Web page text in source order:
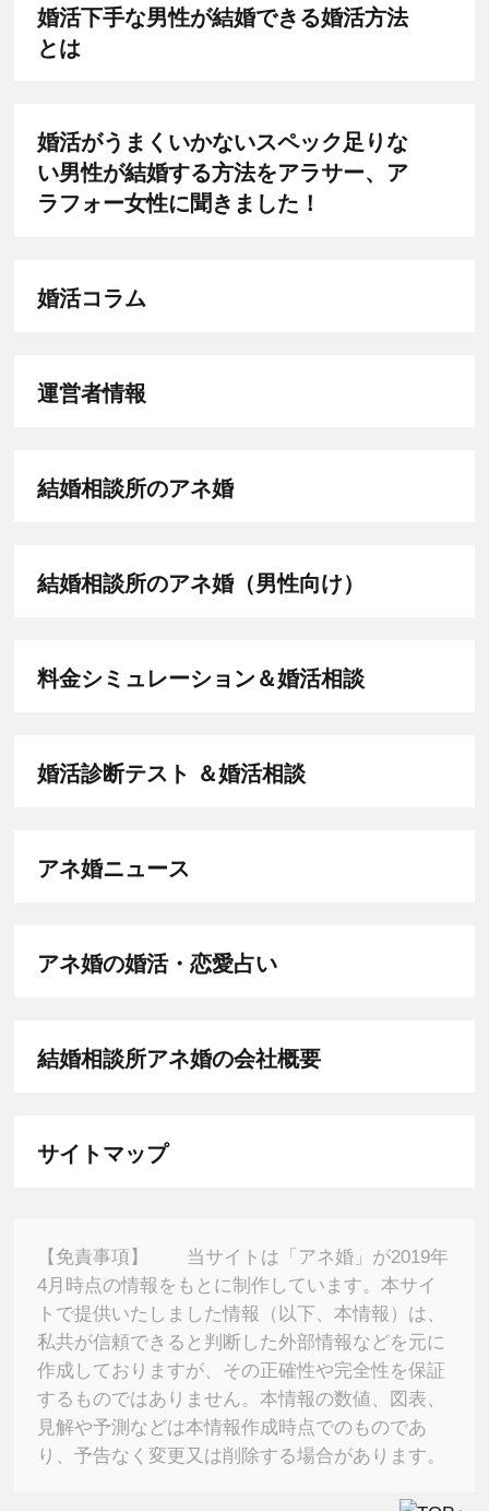
婚活下手な男性が結婚できる婚活方法
とは
婚活がうまくいかないスペック足りな
い男性が結婚する方法をアラサー、ア
ラフォー女性に聞きました！
婚活コラム
運営者情報
結婚相談所のアネ婚
結婚相談所のアネ婚（男性向け）
料金シミュレーション＆婚活相談
婚活診断テスト ＆婚活相談
アネ婚ニュース
アネ婚の婚活・恋愛占い
結婚相談所アネ婚の会社概要
サイトマップ
【免責事項】
当サイトは「アネ婚」が2019年
4月時点の情報をもとに制作しています。本サイ
トで提供いたしました情報（以下、本情報）は、
私共が信頼できると判断した外部情報などを元に
作成しておりますが、その正確性や完全性を保証
するものではありません。本情報の数値、図表、
見解や予測などは本情報作成時点でのものであ
り、予告なく変更又は削除する場合があります。